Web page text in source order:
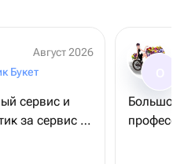
Август 2026
Букет
сервис и
за сервис и
Большое